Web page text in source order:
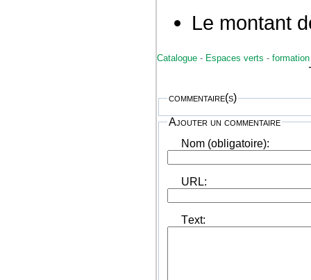
Le montant
Catalogue - Espaces verts -
commentaire(s)
Ajouter un commentaire
Nom (obligatoire):
URL:
Text: